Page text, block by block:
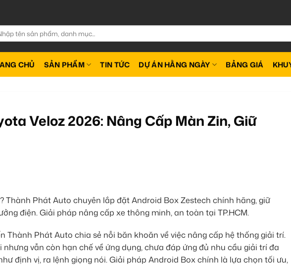
CHỦ SẢN PHẨM TIN TỨC DỰ ÁN HẰNG NGÀY BẢNG GIÁ
Veloz 2026: Nâng Cấp Màn Zin, Giữ
Thành Phát Auto chuyên lắp đặt Android Box Zestech chính hãng, giữ
điện. Giải pháp nâng cấp xe thông minh, an toàn tại TP.HCM.
Thành Phát Auto chia sẻ nỗi băn khoăn về việc nâng cấp hệ thống giải trí.
vẫn còn hạn chế về ứng dụng, chưa đáp ứng đủ nhu cầu giải trí đa
định vị, ra lệnh giọng nói. Giải pháp Android Box chính là lựa chọn tối ưu,